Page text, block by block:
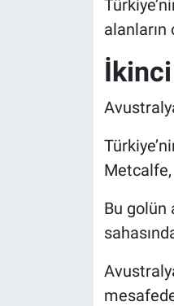
alanların
İkinci
Metcalfe,
Bu golün